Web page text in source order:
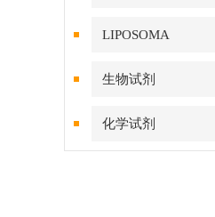
LIPOSOMA
生物试剂
化学试剂